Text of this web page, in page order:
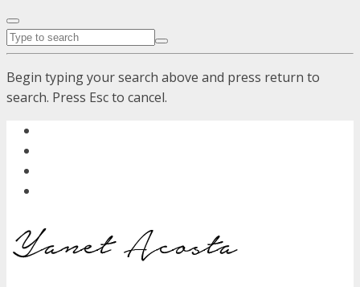
Begin typing your search above and press return to
search. Press Esc to cancel.